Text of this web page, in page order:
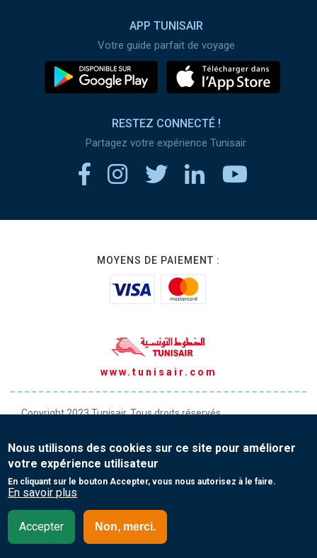
APP TUNISAIR
Votre guide parfait de voyage
RESTEZ CONNECTÉ !
Partagez votre expérience Tunisair
MOYENS DE PAIEMENT :
www.tunisair.com
Copyright 2023 Tunisair. Tous droits réservés
Conditions générales de Vente
Protection de vos données personnelles
France- Français (FR)
Nous utilisons des cookies sur ce site pour améliorer
votre expérience utilisateur
En cliquant sur le bouton Accepter, vous nous autorisez à le faire.
En savoir plus
Accepter Non, merci.